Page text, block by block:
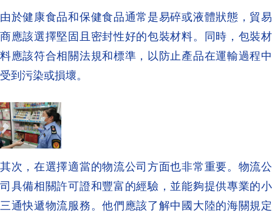
由於健康食品和保健食品通常是易碎或液體狀態，貿易
商應該選擇堅固且密封性好的包裝材料。同時，包裝材
料應該符合相關法規和標準，以防止產品在運輸過程中
受到污染或損壞。
其次，在選擇適當的物流公司方面也非常重要。物流公
司具備相關許可證和豐富的經驗，並能夠提供專業的小
三通快遞物流服務。他們應該了解中國大陸的海關規定